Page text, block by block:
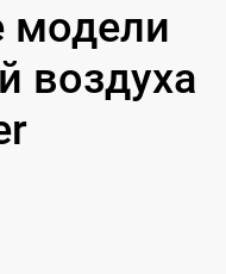
модели
воздуха